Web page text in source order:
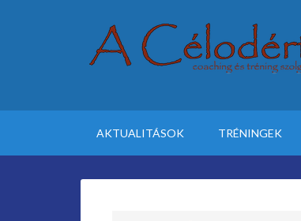
AKTUALITÁSOK TRÉNINGEK